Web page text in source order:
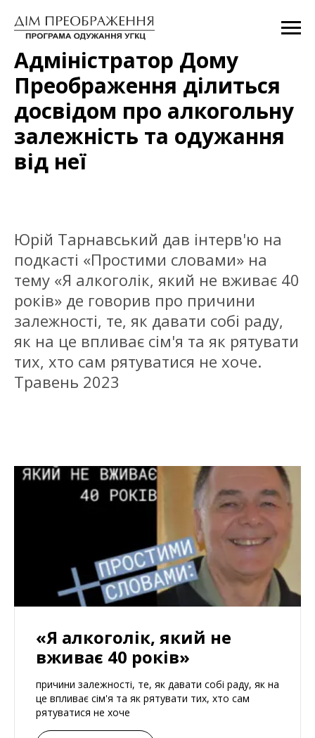
Адміністратор Дому
Преображення ділиться
досвідом про алкогольну
залежність та одужання
від неї
Юрій Тарнавський дав інтерв'ю на
подкасті «Простими словами» на
тему «Я алкоголік, який не вживає 40
років» де говорив про причини
залежності, те, як давати собі раду,
як на це впливає сім'я та як рятувати
тих, хто сам рятуватися не хоче.
Травень 2023
«Я алкоголік, який не
вживає 40 років»
причини залежності, те, як давати собі раду, як на
це впливає сім'я та як рятувати тих, хто сам
рятуватися не хоче